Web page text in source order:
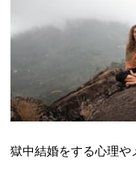
獄中結婚をする心理や